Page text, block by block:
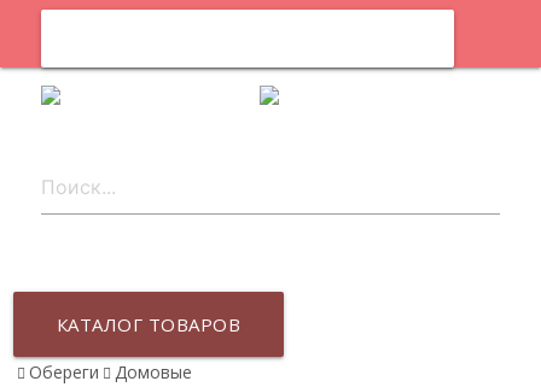
КАТАЛОГ ТОВАРОВ
Обереги Домовые